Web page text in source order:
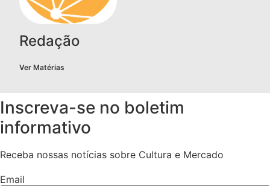
Redação
Ver Matérias
Inscreva-se no boletim
informativo
Receba nossas notícias sobre Cultura e Mercado
Email